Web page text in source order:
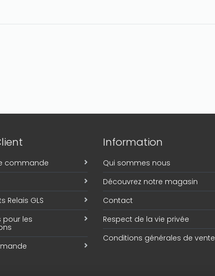
commande
Relais GLS
pour les
Information
Qui sommes nous
Découvrez notre magasin
Contact
Respect de la vie privée
Conditions générales de vente